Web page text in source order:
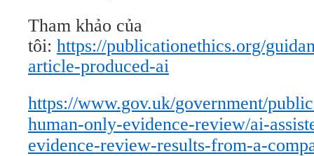
Tham khảo của
tôi: https://publicationethics.org/
article-produced-ai
https://www.gov.uk/government/
human-only-evidence-review/ai-
evidence-review-results-from-a-